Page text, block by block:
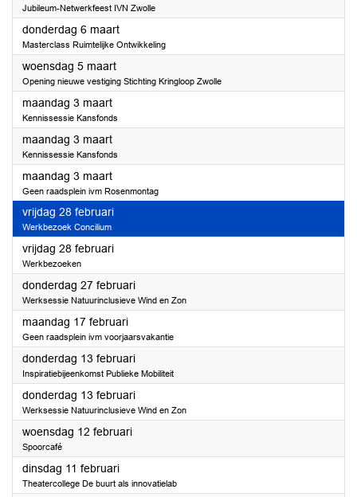
Jubileum-Netwerkfeest IVN Zwolle
donderdag 6 maart2025
Masterclass Ruimtelijke Ontwikkeling
woensdag 5 maart2025
Opening nieuwe vestiging Stichting Kringloop Zwolle
maandag 3 maart2025
Kennissessie Kansfonds
maandag 3 maart2025
Kennissessie Kansfonds
maandag 3 maart2025
Geen raadsplein ivm Rosenmontag
vrijdag 28 februari2025
Werkbezoek Concilium
vrijdag 28 februari2025
Werkbezoeken
donderdag 27 februari2025
Werksessie Natuurinclusieve Wind en Zon
maandag 17 februari2025
Geen raadsplein ivm voorjaarsvakantie
donderdag 13 februari2025
Inspiratiebijeenkomst Publieke Mobiliteit
donderdag 13 februari2025
Werksessie Natuurinclusieve Wind en Zon
woensdag 12 februari2025
Spoorcafé
dinsdag 11 februari2025
Theatercollege De buurt als innovatielab